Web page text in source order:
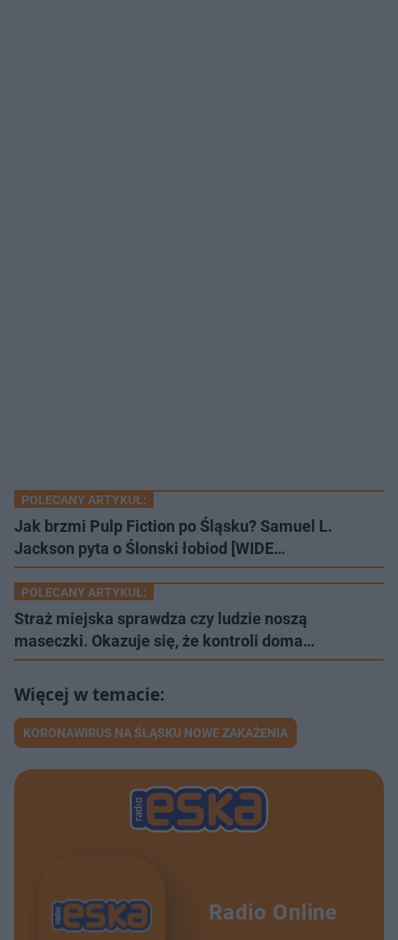
POLECANY ARTYKUŁ:
Jak brzmi Pulp Fiction po Śląsku? Samuel L.
Jackson pyta o Ślonski łobiod [WIDE…
POLECANY ARTYKUŁ:
Straż miejska sprawdza czy ludzie noszą
maseczki. Okazuje się, że kontroli doma…
KORONAWIRUS NA ŚLĄSKU NOWE ZAKAŻENIA
Radio Online